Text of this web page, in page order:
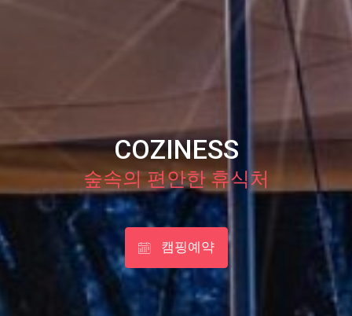
COZINESS
숲속의 편안한 휴식처
캠핑예약